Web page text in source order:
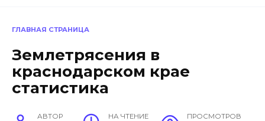
ГЛАВНАЯ СТРАНИЦА
Землетрясения в
краснодарском крае
статистика
АВТОР НА ЧТЕНИЕ ПРОСМОТРОВ